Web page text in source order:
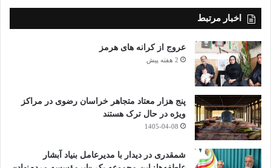
اخبار مرتبط
عروج از کرانه های هرمز
2 هفته پیش
پنج هزار معتاد متجاهر خراسان رضوی در مراکز
ویژه در حال ترک هستند
1405-04-08
شمقدری در دیدار با مدیرعامل بنیاد آبشار